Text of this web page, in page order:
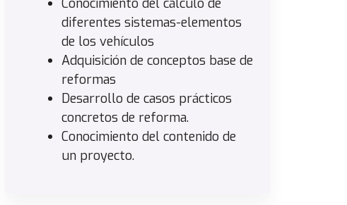
Conocimiento del cálculo de
diferentes sistemas-elementos
de los vehículos
Adquisición de conceptos base de
reformas
Desarrollo de casos prácticos
concretos de reforma.
Conocimiento del contenido de
un proyecto.